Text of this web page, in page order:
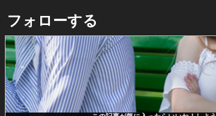
フォローする